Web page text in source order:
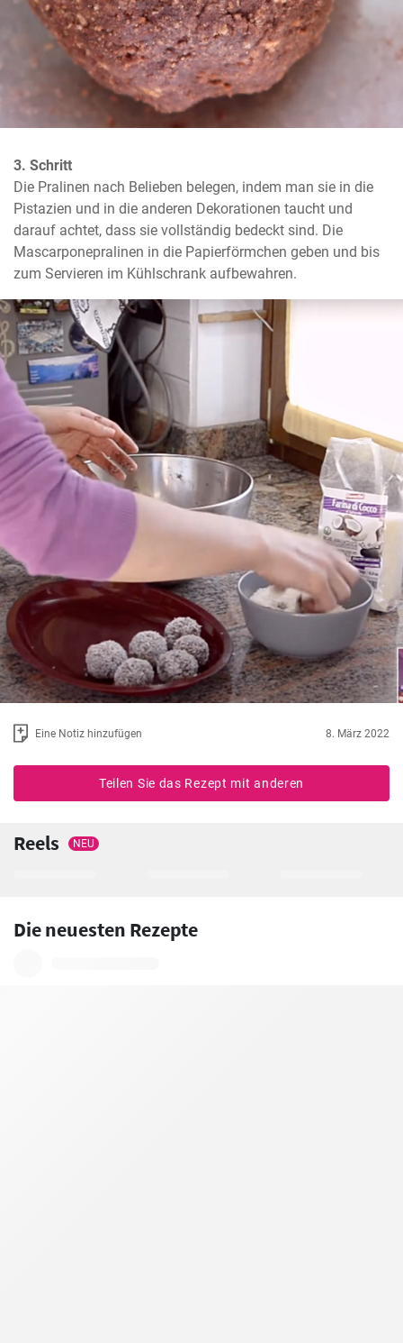
3. Schritt
Die Pralinen nach Belieben belegen, indem man sie in die
Pistazien und in die anderen Dekorationen taucht und
darauf achtet, dass sie vollständig bedeckt sind. Die
Mascarponepralinen in die Papierförmchen geben und bis
zum Servieren im Kühlschrank aufbewahren.
Eine Notiz hinzufügen 8. März 2022
Teilen Sie das Rezept mit anderen
Reels NEU
Die neuesten Rezepte